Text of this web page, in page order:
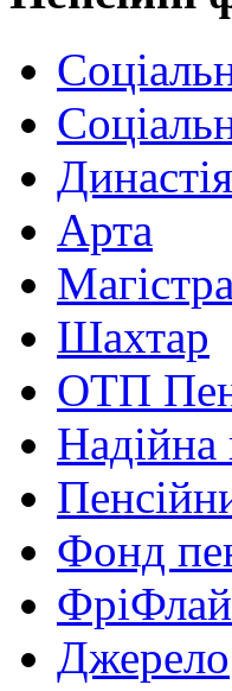
Династія
Арта
Шахтар
ОТП
Надійна
Фонд
Джерело